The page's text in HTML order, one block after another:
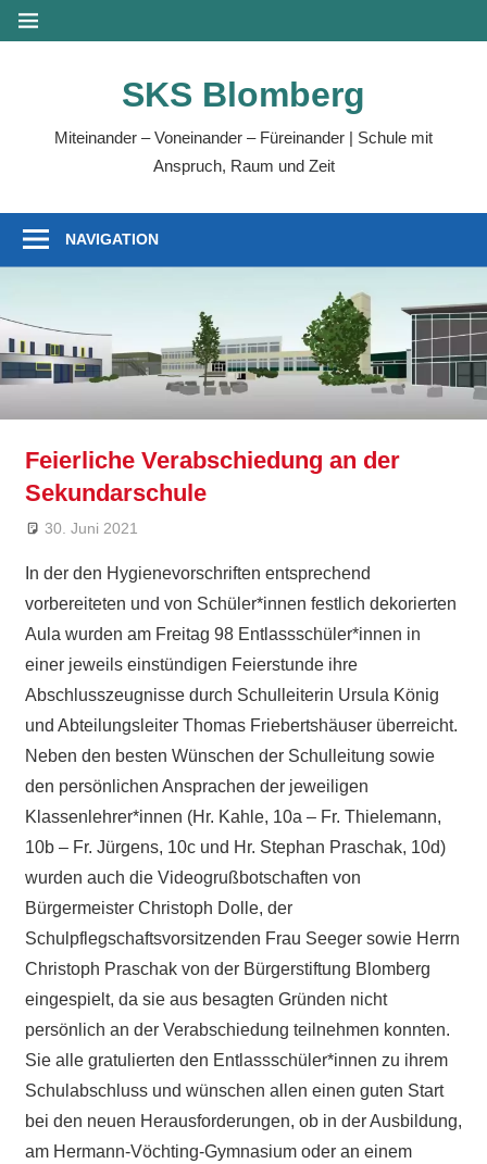
Zum
Inhalt
MENÜ
SKS Blomberg
Miteinander – Voneinander – Füreinander | Schule mit
Anspruch, Raum und Zeit
NAVIGATION
Feierliche Verabschiedung an der
Sekundarschule
30. Juni 2021
In der den Hygienevorschriften entsprechend
vorbereiteten und von Schüler*innen festlich dekorierten
Aula wurden am Freitag 98 Entlassschüler*innen in
einer jeweils einstündigen Feierstunde ihre
Abschlusszeugnisse durch Schulleiterin Ursula König
und Abteilungsleiter Thomas Friebertshäuser überreicht.
Neben den besten Wünschen der Schulleitung sowie
den persönlichen Ansprachen der jeweiligen
Klassenlehrer*innen (Hr. Kahle, 10a – Fr. Thielemann,
10b – Fr. Jürgens, 10c und Hr. Stephan Praschak, 10d)
wurden auch die Videogrußbotschaften von
Bürgermeister Christoph Dolle, der
Schulpflegschaftsvorsitzenden Frau Seeger sowie Herrn
Christoph Praschak von der Bürgerstiftung Blomberg
eingespielt, da sie aus besagten Gründen nicht
persönlich an der Verabschiedung teilnehmen konnten.
Sie alle gratulierten den Entlassschüler*innen zu ihrem
Schulabschluss und wünschen allen einen guten Start
bei den neuen Herausforderungen, ob in der Ausbildung,
am Hermann-Vöchting-Gymnasium oder an einem